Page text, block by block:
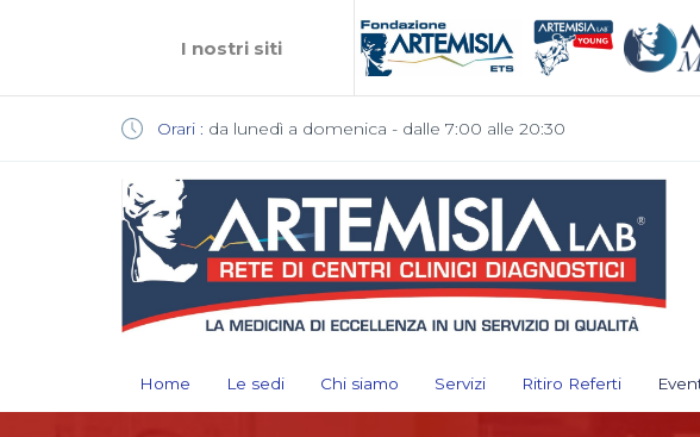
I nostri siti
Orari : da lunedì a domenica - dalle 7:00 alle 20:30
Home Le sedi Chi siamo Servizi Ritiro Referti